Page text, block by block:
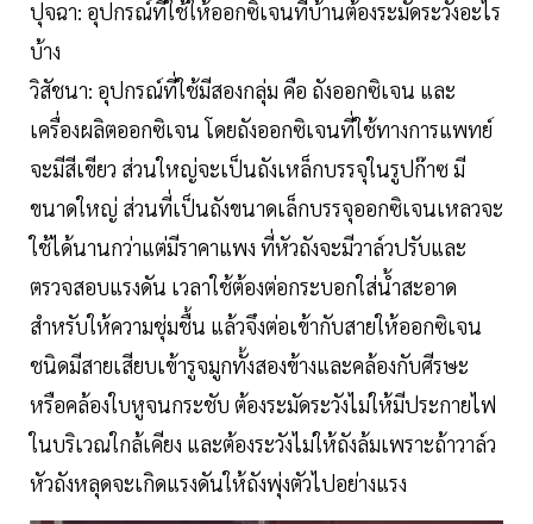
ปุจฉา: อุปกรณ์ที่ใช้ให้ออกซิเจนที่บ้านต้องระมัดระวังอะไร
บ้าง
วิสัชนา: อุปกรณ์ที่ใช้มีสองกลุ่ม คือ ถังออกซิเจน และ
เครื่องผลิตออกซิเจน โดยถังออกซิเจนที่ใช้ทางการแพทย์
จะมีสีเขียว ส่วนใหญ่จะเป็นถังเหล็กบรรจุในรูปก๊าซ มี
ขนาดใหญ่ ส่วนที่เป็นถังขนาดเล็กบรรจุออกซิเจนเหลวจะ
ใช้ได้นานกว่าแต่มีราคาแพง ที่หัวถังจะมีวาล์วปรับและ
ตรวจสอบแรงดัน เวลาใช้ต้องต่อกระบอกใส่น้ำสะอาด
สำหรับให้ความชุ่มชื้น แล้วจึงต่อเข้ากับสายให้ออกซิเจน
ชนิดมีสายเสียบเข้ารูจมูกทั้งสองข้างและคล้องกับศีรษะ
หรือคล้องใบหูจนกระชับ ต้องระมัดระวังไม่ให้มีประกายไฟ
ในบริเวณใกล้เคียง และต้องระวังไม่ให้ถังล้มเพราะถ้าวาล์ว
หัวถังหลุดจะเกิดแรงดันให้ถังพุ่งตัวไปอย่างแรง